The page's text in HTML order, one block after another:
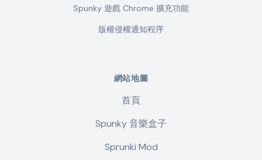
Spunky 遊戲 Chrome 擴充功能
版權侵權通知程序
網站地圖
首頁
Spunky 音樂盒子
Sprunki Mod